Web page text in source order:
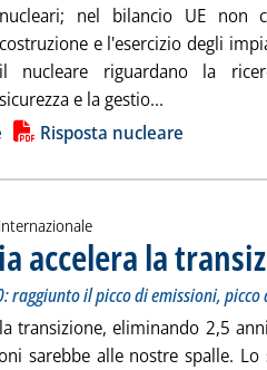
nucleari; nel bilancio UE
costruzione e l'esercizio degli
il nucleare riguardano la
sicurezza e la gestio...
notizia
Risposta nucleare
accelera la
raggiunto il picco di emissioni,
transizione, eliminando 2,5
sarebbe alle nostre spalle. Lo